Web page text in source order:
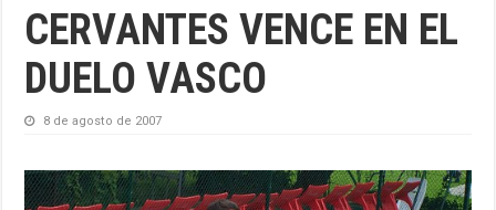
CERVANTES VENCE EN EL
DUELO VASCO
8 de agosto de 2007